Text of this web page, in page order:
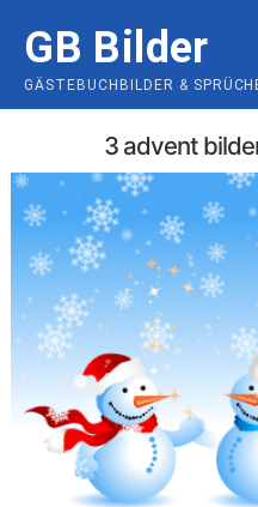
content
GB Bilder
GÄSTEBUCHBILDER &
3 advent